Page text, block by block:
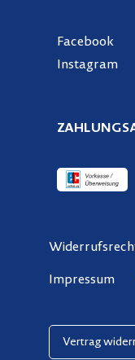
Facebook
Instagram
Impressum
Vertrag